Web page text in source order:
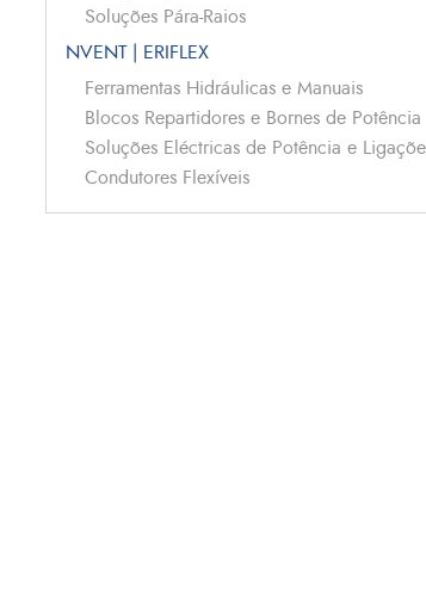
Soluções Pára-Raios
NVENT | ERIFLEX
Ferramentas Hidráulicas e Manuais
Blocos Repartidores e Bornes de Potência
Soluções Eléctricas de Potência e
Condutores Flexíveis